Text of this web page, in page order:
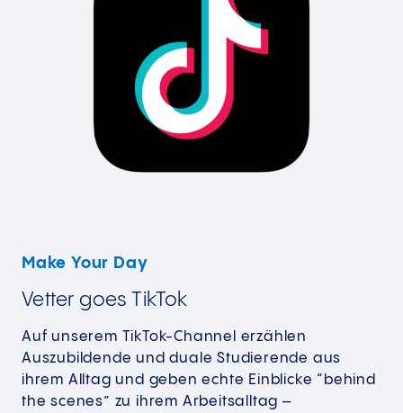
Make Your Day
Vetter goes TikTok
Auf unserem TikTok-Channel erzählen
Auszubildende und duale Studierende aus
ihrem Alltag und geben echte Einblicke “behind
the scenes” zu ihrem Arbeitsalltag –